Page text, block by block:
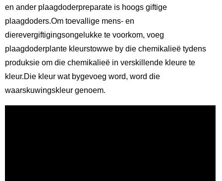
en ander plaagdoderpreparate is hoogs giftige
plaagdoders.Om toevallige mens- en
dierevergiftigingsongelukke te voorkom, voeg
plaagdoderplante kleurstowwe by die chemikalieë tydens
produksie om die chemikalieë in verskillende kleure te
kleur.Die kleur wat bygevoeg word, word die
waarskuwingskleur genoem.